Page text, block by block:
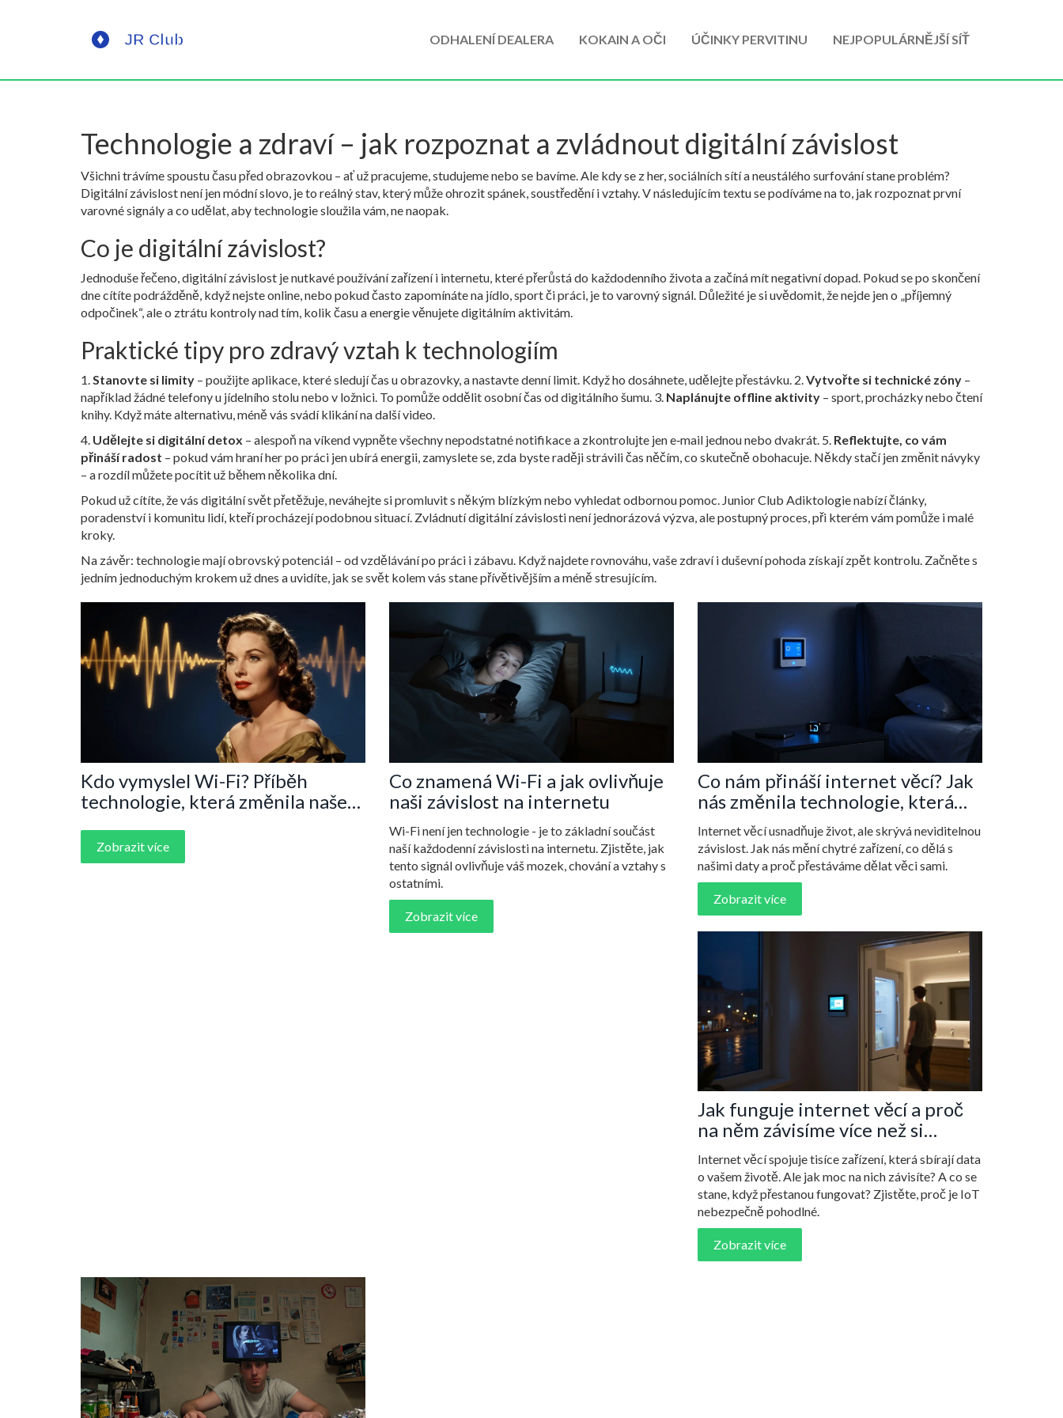
ODHALENÍ DEALERA KOKAIN A OČI ÚČINKY PERVITINU NEJPOPULÁRNĚJŠÍ SÍŤ
Technologie a zdraví – jak rozpoznat a zvládnout digitální závislost
Všichni trávíme spoustu času před obrazovkou – ať už pracujeme, studujeme nebo se bavíme. Ale kdy se z her, sociálních sítí a neustálého surfování stane problém?
Digitální závislost není jen módní slovo, je to reálný stav, který může ohrozit spánek, soustředění i vztahy. V následujícím textu se podíváme na to, jak rozpoznat první
varovné signály a co udělat, aby technologie sloužila vám, ne naopak.
Co je digitální závislost?
Jednoduše řečeno, digitální závislost je nutkavé používání zařízení i internetu, které přerůstá do každodenního života a začíná mít negativní dopad. Pokud se po skončení
dne cítíte podrážděně, když nejste online, nebo pokud často zapomínáte na jídlo, sport či práci, je to varovný signál. Důležité je si uvědomit, že nejde jen o „příjemný
odpočinek“, ale o ztrátu kontroly nad tím, kolik času a energie věnujete digitálním aktivitám.
Praktické tipy pro zdravý vztah k technologiím
1.Stanovte si limity – použijte aplikace, které sledují čas u obrazovky, a nastavte denní limit. Když ho dosáhnete, udělejte přestávku. 2.Vytvořte si technické zóny –
například žádné telefony u jídelního stolu nebo v ložnici. To pomůže oddělit osobní čas od digitálního šumu. 3. Naplánujte offline aktivity – sport, procházky nebo čtení
knihy. Když máte alternativu, méně vás svádí klikání na další video.
4. Udělejte si digitální detox – alespoň na víkend vypněte všechny nepodstatné notifikace a zkontrolujte jen e‑mail jednou nebo dvakrát. 5. Reflektujte, co vám
přináší radost – pokud vám hraní her po práci jen ubírá energii, zamyslete se, zda byste raději strávili čas něčím, co skutečně obohacuje. Někdy stačí jen změnit návyky
– a rozdíl můžete pocítit už během několika dní.
Pokud už cítíte, že vás digitální svět přetěžuje, neváhejte si promluvit s někým blízkým nebo vyhledat odbornou pomoc. Junior Club Adiktologie nabízí články,
poradenství i komunitu lidí, kteří procházejí podobnou situací. Zvládnutí digitální závislosti není jednorázová výzva, ale postupný proces, při kterém vám pomůže i malé
kroky.
Na závěr: technologie mají obrovský potenciál – od vzdělávání po práci i zábavu. Když najdete rovnováhu, vaše zdraví i duševní pohoda získají zpět kontrolu. Začněte s
jedním jednoduchým krokem už dnes a uvidíte, jak se svět kolem vás stane přívětivějším a méně stresujícím.
Kdo vymyslel Wi-Fi? Příběh
technologie, která změnila naše
Zobrazit více
Co znamená Wi-Fi a jak ovlivňuje
naši závislost na internetu
Wi-Fi není jen technologie - je to základní součást
naší každodenní závislosti na internetu. Zjistěte, jak
tento signál ovlivňuje váš mozek, chování a vztahy s
ostatními.
Zobrazit více
Co nám přináší internet věcí? Jak
nás změnila technologie, která
sleduje každý krok
Internet věcí usnadňuje život, ale skrývá neviditelnou
závislost. Jak nás mění chytré zařízení, co dělá s
našimi daty a proč přestáváme dělat věci sami.
Zobrazit více
Jak funguje internet věcí a proč
na něm závisíme více než si
uvědomujeme
Internet věcí spojuje tisíce zařízení, která sbírají data
o vašem životě. Ale jak moc na nich závisíte? A co se
stane, když přestanou fungovat? Zjistěte, proč je IoT
nebezpečně pohodlné.
Zobrazit více